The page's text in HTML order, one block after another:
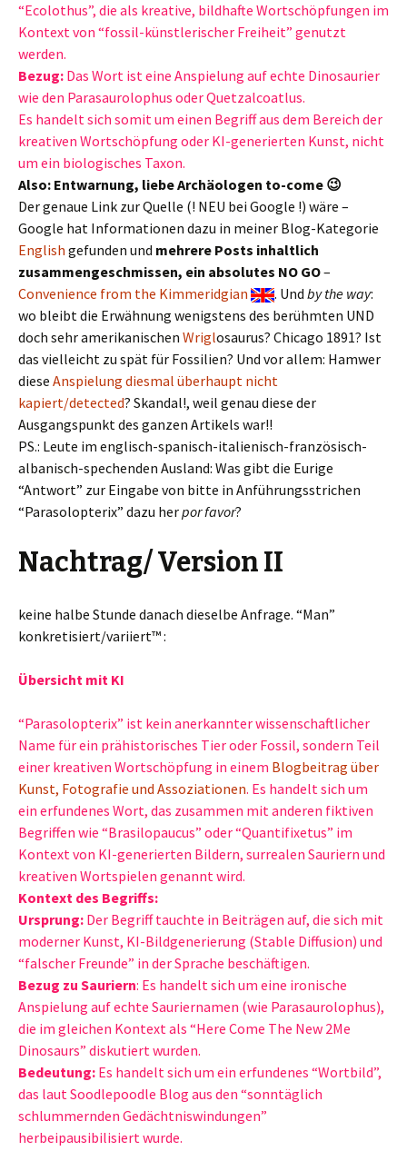
“Ecolothus”, die als kreative, bildhafte Wortschöpfungen im
Kontext von “fossil-künstlerischer Freiheit” genutzt
werden.
Bezug: Das Wort ist eine Anspielung auf echte Dinosaurier
wie den Parasaurolophus oder Quetzalcoatlus.
Es handelt sich somit um einen Begriff aus dem Bereich der
kreativen Wortschöpfung oder KI-generierten Kunst, nicht
um ein biologisches Taxon.
Also: Entwarnung, liebe Archäologen to-come 😉
Der genaue Link zur Quelle (! NEU bei Google !) wäre –
Google hat Informationen dazu in meiner Blog-Kategorie
English gefunden und mehrere Posts inhaltlich
zusammengeschmissen, ein absolutes NO GO–
Convenience from the Kimmeridgian
. Und by the way:
wo bleibt die Erwähnung wenigstens des berühmten UND
doch sehr amerikanischen Wriglosaurus? Chicago 1891? Ist
das vielleicht zu spät für Fossilien? Und vor allem: Hamwer
diese Anspielung diesmal überhaupt nicht
kapiert/detected? Skandal!, weil genau diese der
Ausgangspunkt des ganzen Artikels war!!
PS.: Leute im englisch-spanisch-italienisch-französisch-
albanisch-spechenden Ausland: Was gibt die Eurige
“Antwort” zur Eingabe von bitte in Anführungsstrichen
“Parasolopterix” dazu herpor favor?
Nachtrag/ Version II
keine halbe Stunde danach dieselbe Anfrage. “Man”
konkretisiert/variiert™ :
Übersicht mit KI
“Parasolopterix” ist kein anerkannter wissenschaftlicher
Name für ein prähistorisches Tier oder Fossil, sondern Teil
einer kreativen Wortschöpfung in einem Blogbeitrag über
Kunst, Fotografie und Assoziationen. Es handelt sich um
ein erfundenes Wort, das zusammen mit anderen fiktiven
Begriffen wie “Brasilopaucus” oder “Quantifixetus” im
Kontext von KI-generierten Bildern, surrealen Sauriern und
kreativen Wortspielen genannt wird.
Kontext des Begriffs:
Ursprung: Der Begriff tauchte in Beiträgen auf, die sich mit
moderner Kunst, KI-Bildgenerierung (Stable Diffusion) und
“falscher Freunde” in der Sprache beschäftigen.
Bezug zu Sauriern: Es handelt sich um eine ironische
Anspielung auf echte Sauriernamen (wie Parasaurolophus),
die im gleichen Kontext als “Here Come The New 2Me
Dinosaurs” diskutiert wurden.
Bedeutung: Es handelt sich um ein erfundenes “Wortbild”,
das laut Soodlepoodle Blog aus den “sonntäglich
schlummernden Gedächtniswindungen”
herbeipausibilisiert wurde.